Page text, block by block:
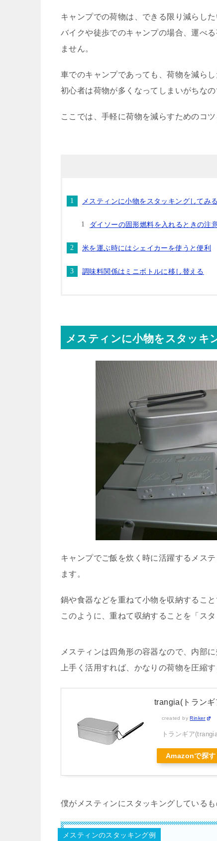
キャンプでの荷物は、できる限り減らした
バイクや徒歩でのキャンプの場合、運べ
ません。
車でのキャンプであっても、荷物を減らし
初心者は荷物が多くなってしまいがちな
ここでは、手軽に荷物を減らすためのコ
メスティンに小物をスタッキングしてみる
ダイソーの固形燃料を入れるときの注
米を運ぶ時にはシェイカーを使うと便利
調味料関係はミニボトルに移し替える
メスティンに小物をスタッキ
キャンプでご飯を炊く時に活躍するメス
ます。
鍋や食器などを重ねて小物を収納するこ
このように、重ねて収納することを「スタ
メスティンは四角形の容器なので、内部
上手く活用すれば、かなりの荷物を圧縮
trangia(トラン
created byRinker
トランギア
Amazonで探す
僕がメスティンにスタッキングしているも
メスティンのスタッキング例